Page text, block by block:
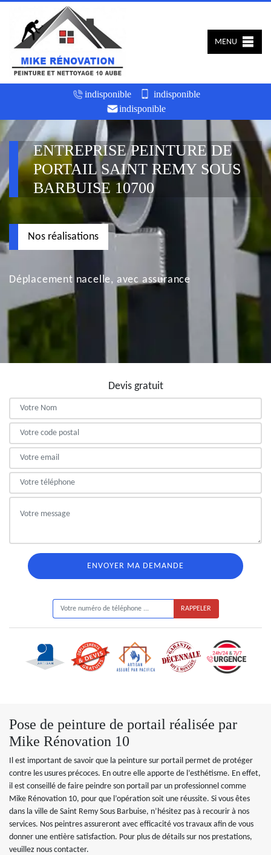
indisponible
indisponible
indisponible
MENU
ENTREPRISE PEINTURE DE
PORTAIL SAINT REMY SOUS
BARBUISE 10700
Nos réalisations
Déplacement nacelle, avec assurance
Devis gratuit
Pose de peinture de portail réalisée par
Mike Rénovation 10
Il est important de savoir que la peinture sur portail permet de protéger
contre les usures précoces. En outre elle apporte de l’esthétisme. En effet,
il est conseillé de faire peindre son portail par un professionnel comme
Mike Rénovation 10, pour que l’opération soit une réussite. Si vous êtes
dans la ville de Saint Remy Sous Barbuise, n’hésitez pas à recourir à nos
services. Nos peintres assureront avec efficacité vos travaux afin de vous
donner une entière satisfaction. Pour plus de détails sur nos prestations,
veuillez nous contacter.